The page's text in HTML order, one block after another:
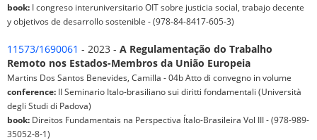
book: I congreso interuniversitario OIT sobre justicia social, trabajo decente
y objetivos de desarrollo sostenible - (978-84-8417-605-3)
11573/1690061 - 2023 - A Regulamentação do Trabalho
Remoto nos Estados-Membros da União Europeia
Martins Dos Santos Benevides, Camilla - 04b Atto di convegno in volume
conference: II Seminario Italo-brasiliano sui diritti fondamentali (Università
degli Studi di Padova)
book: Direitos Fundamentais na Perspectiva Ítalo-Brasileira Vol III - (978-989-
35052-8-1)